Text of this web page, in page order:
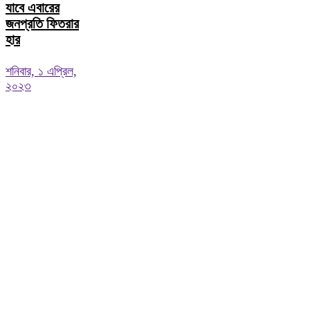
যাবে এবারের
জনপ্রতি ফিতরার
হার
শনিবার, ১ এপ্রিল,
২০২৩